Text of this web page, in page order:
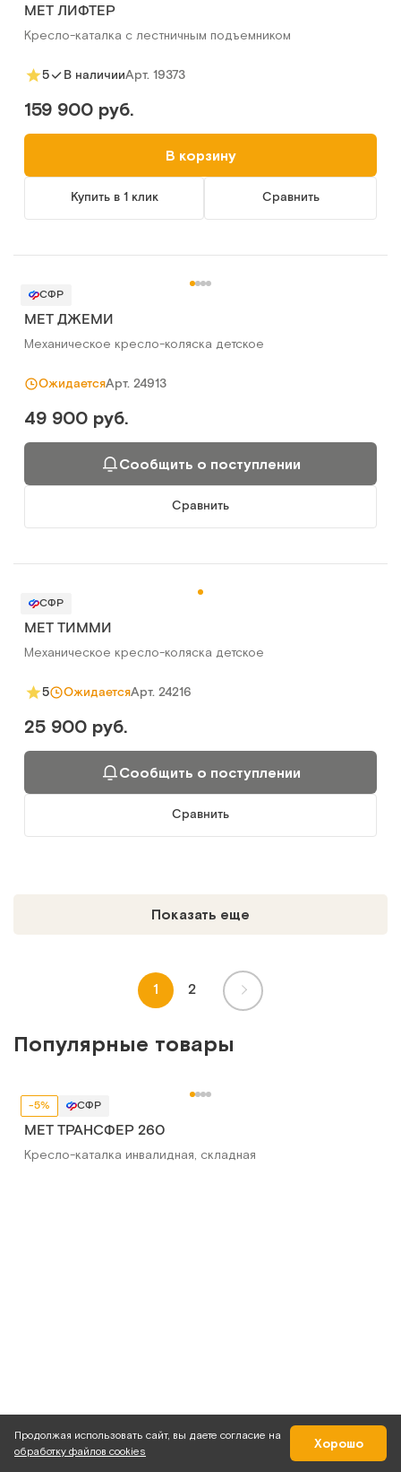
MET ЛИФТЕР
Кресло-каталка с лестничным подъемником
5 В наличииАрт. 19373
159 900 руб.
В корзину
Купить в 1 клик Сравнить
СФР
MET ДЖЕМИ
Механическое кресло-коляска детское
ОжидаетсяАрт. 24913
49 900 руб.
Сообщить о поступлении
Сравнить
СФР
MET ТИММИ
Механическое кресло-коляска детское
5 ОжидаетсяАрт. 24216
25 900 руб.
Сообщить о поступлении
Сравнить
Показать еще
1 2
Популярные товары
-5% СФР
МЕТ ТРАНСФЕР 260
Кресло-каталка инвалидная, складная
Продолжая использовать сайт, вы даете согласие на
обработку файлов cookies
Хорошо